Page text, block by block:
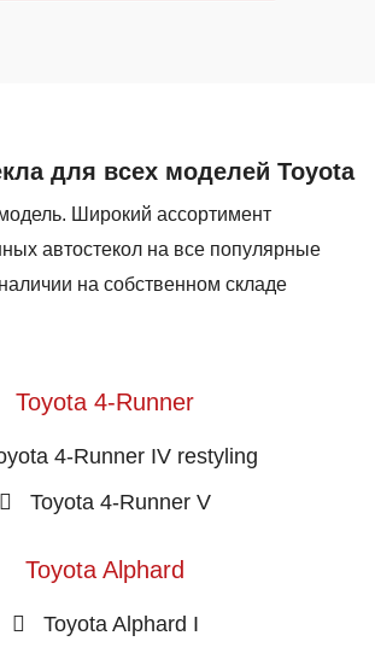
для всех моделей Toyota
Широкий ассортимент
автостекол на все популярные
на собственном складе
Toyota 4-Runner
4-Runner IV restyling
Toyota 4-Runner V
Toyota Alphard
Toyota Alphard I